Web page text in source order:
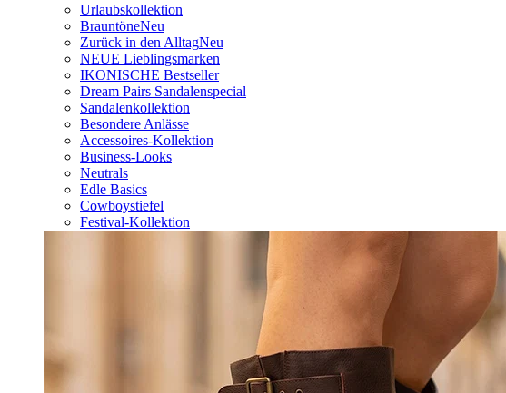
Urlaubskollektion
BrauntöneNeu
Zurück in den AlltagNeu
NEUE Lieblingsmarken
IKONISCHE Bestseller
Dream Pairs Sandalenspecial
Sandalenkollektion
Besondere Anlässe
Accessoires-Kollektion
Business-Looks
Neutrals
Edle Basics
Cowboystiefel
Festival-Kollektion